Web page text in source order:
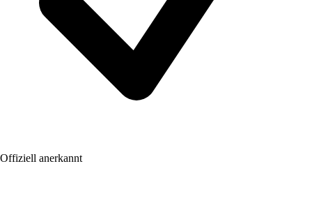
Offiziell anerkannt